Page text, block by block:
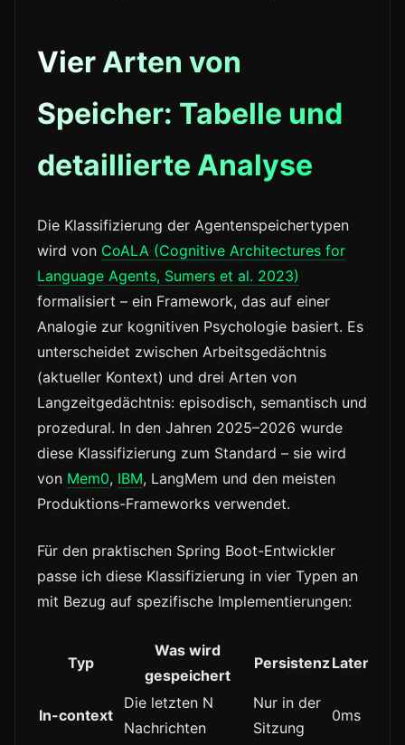
Vier Arten von
Speicher: Tabelle und
detaillierte Analyse
Die Klassifizierung der Agentenspeichertypen
wird von CoALA (Cognitive Architectures for
Language Agents, Sumers et al. 2023)
formalisiert – ein Framework, das auf einer
Analogie zur kognitiven Psychologie basiert. Es
unterscheidet zwischen Arbeitsgedächtnis
(aktueller Kontext) und drei Arten von
Langzeitgedächtnis: episodisch, semantisch und
prozedural. In den Jahren 2025–2026 wurde
diese Klassifizierung zum Standard – sie wird
von Mem0, IBM, LangMem und den meisten
Produktions-Frameworks verwendet.
Für den praktischen Spring Boot-Entwickler
passe ich diese Klassifizierung in vier Typen an
mit Bezug auf spezifische Implementierungen:
Typ
Was wird
gespeichert
PersistenzLatenz
In-context
Die letzten N
Nachrichten
Nur in der
Sitzung
0ms